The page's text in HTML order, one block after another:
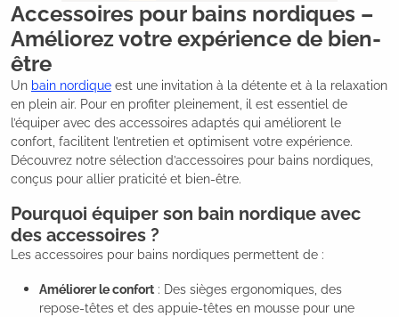
Accessoires pour bains nordiques –
Améliorez votre expérience de bien-
être
Un bain nordique est une invitation à la détente et à la relaxation
en plein air. Pour en profiter pleinement, il est essentiel de
l’équiper avec des accessoires adaptés qui améliorent le
confort, facilitent l’entretien et optimisent votre expérience.
Découvrez notre sélection d’accessoires pour bains nordiques,
conçus pour allier praticité et bien-être.
Pourquoi équiper son bain nordique avec
des accessoires ?
Les accessoires pour bains nordiques permettent de :
Améliorer le confort : Des sièges ergonomiques, des
repose-têtes et des appuie-têtes en mousse pour une